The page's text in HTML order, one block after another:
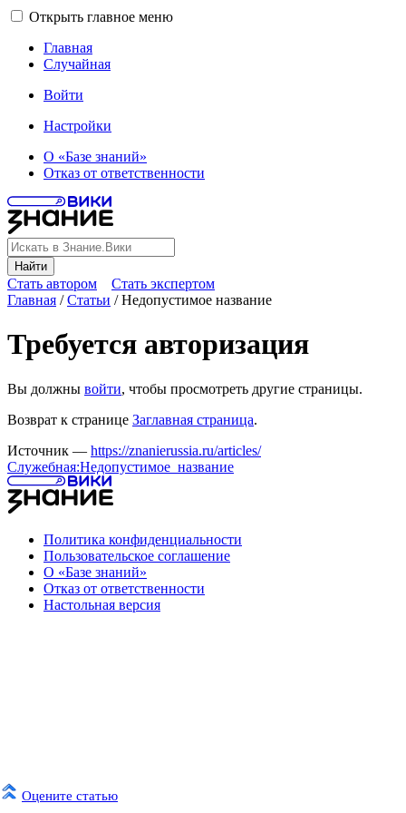
Открыть главное меню
Главная
Случайная
Войти
Настройки
О «Базе знаний»
Отказ от ответственности
Найти
Стать автором Стать экспертом
Оцените статью
Главная /Статьи /Недопустимое название
Требуется авторизация
Вы должны войти, чтобы просмотреть другие страницы.
Возврат к странице Заглавная страница.
Источник — https://znanierussia.ru/articles/
Служебная:Недопустимое_название
Политика конфиденциальности
Пользовательское соглашение
О «Базе знаний»
Отказ от ответственности
Настольная версия